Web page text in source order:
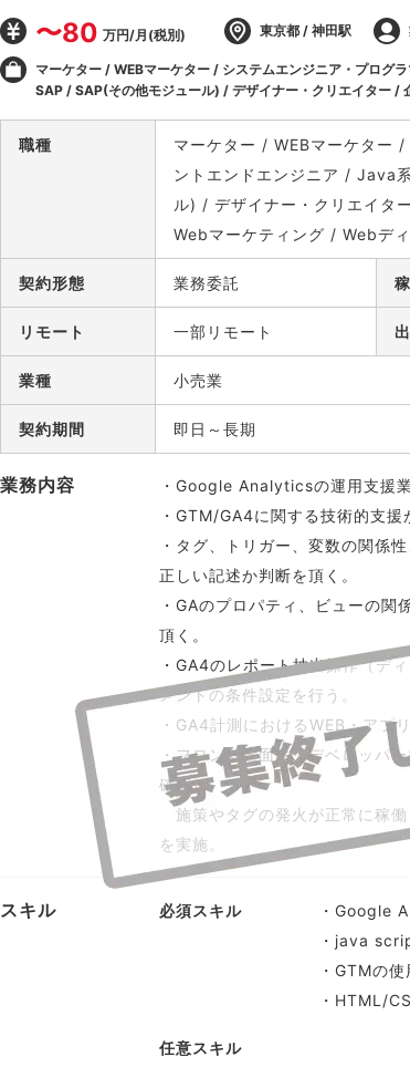
〜80 万円/月(税別) 東京都 / 神田駅
マーケター / WEBマーケター / システムエンジニア・プログ
SAP / SAP(その他モジュール) / デザイナー・クリエイター /
職種
マーケター / WEBマーケター
ントエンドエンジニア / Java
ル) / デザイナー・クリエイタ
Webマーケティング / Webデ
契約形態 業務委託
リモート 一部リモート
業種 小売業
契約期間 即日～長期
業務内容
・Google Analyticsの運用支援業
・GTM/GA4に関する技術的支援
・タグ、トリガー、変数の関係
正しい記述か判断を頂く。
・GAのプロパティ、ビューの関
頂く。
・GA4のレポート抽出操作（デ
メントの条件設定を行う。
・GA4計測におけるWEB・アプ
・フロント画面にてデベロッパ
確認し、
施策やタグの発火が正常に稼
を実施。
スキル 必須スキル
・Google
・java
・GTMの
・HTML/
任意スキル